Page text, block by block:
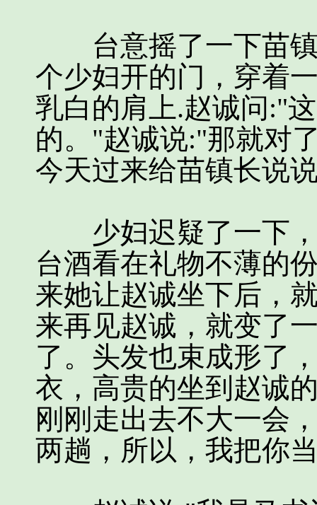
台意摇了一下苗镇
个少妇开的门，穿着
乳白的肩上.赵诚问:"
的。"赵诚说:"那就对
今天过来给苗镇长说
少妇迟疑了一下，
台酒看在礼物不薄的
来她让赵诚坐下后，
来再见赵诚，就变了
了。头发也束成形了
衣，高贵的坐到赵诚
刚刚走出去不大一会
两趟，所以，我把你